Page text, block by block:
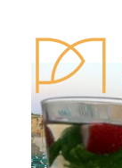
Patricia Magro - Comunicación y marketing inmobiliario
Aunque nunca me callo, guardo un par de secretos